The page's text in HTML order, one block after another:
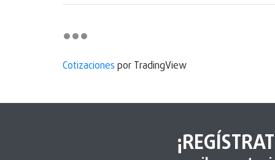
Cotizaciones por TradingView